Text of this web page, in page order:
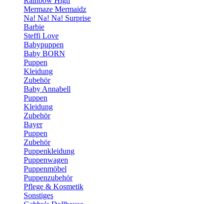
Mermaze Mermaidz
Na! Na! Na! Surprise
Barbie
Steffi Love
Babypuppen
Baby BORN
Puppen
Kleidung
Zubehör
Baby Annabell
Puppen
Kleidung
Zubehör
Bayer
Puppen
Zubehör
Puppenkleidung
Puppenwagen
Puppenmöbel
Puppenzubehör
Pflege & Kosmetik
Sonstiges